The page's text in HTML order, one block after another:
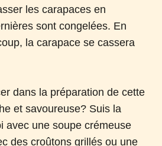
les carapaces en
sont congelées. En
la carapace se cassera
dans la préparation de cette
et savoureuse? Suis la
avec une soupe crémeuse
des croûtons grillés ou une